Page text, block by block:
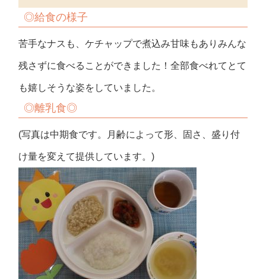
◎給食の様子
苦手なナスも、ケチャップで煮込み甘味もありみんな
残さずに食べることができました！全部食べれてとて
も嬉しそうな姿をしていました。
◎離乳食◎
(写真は中期食です。月齢によって形、固さ、盛り付
け量を変えて提供しています。)